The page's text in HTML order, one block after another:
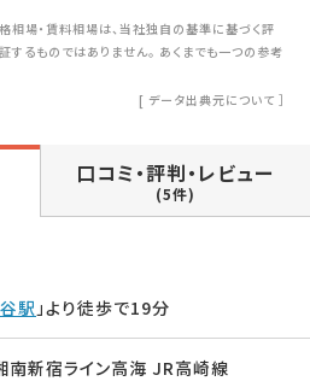
相場・賃料相場は、当社独自の基準に基づく評
するものではありません。 あくまでも一つの参考
[ データ出典元について ］
口コミ・評判・レビュー
(5件)
駅 」より徒歩で19分
南新宿ライン高海 JR高崎線